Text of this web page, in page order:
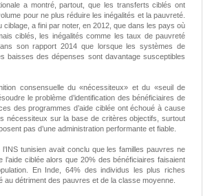
a montré, partout, que les transferts ciblés ont
pour ne plus réduire les inégalités et la pauvreté.
ciblage, a fini par noter, en 2012, que dans les pays où
ciblés, les inégalités comme les taux de pauvreté
son rapport 2014 que lorsque les systèmes de
baisses des dépenses sont davantage susceptibles
consensuelle du «nécessiteux» et du «seuil de
le problème d’identification des bénéficiaires de
des programmes d’aide ciblée ont échoué à cause
nécessiteux sur la base de critères objectifs, surtout
pas d’une administration performante et fiable.
tunisien avait conclu que les familles pauvres ne
ciblée alors que 20% des bénéficiaires faisaient
En Inde, 64% des individus les plus riches
au détriment des pauvres et de la classe moyenne.